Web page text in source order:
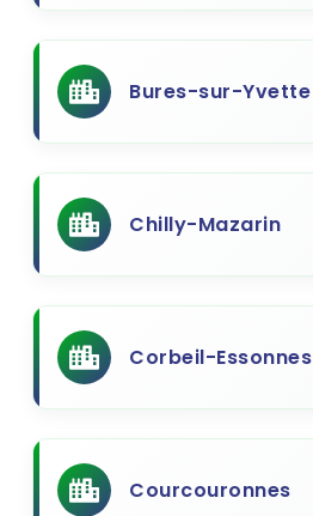
Bures-sur-Yvette
Chilly-Mazarin
Corbeil-Essonnes
Courcouronnes